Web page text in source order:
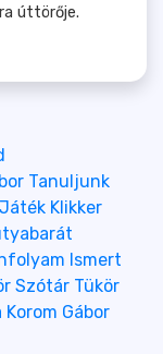
úttörője.
Tanuljunk
Játék Klikker
Ismert
Szótár Tükör
Korom Gábor